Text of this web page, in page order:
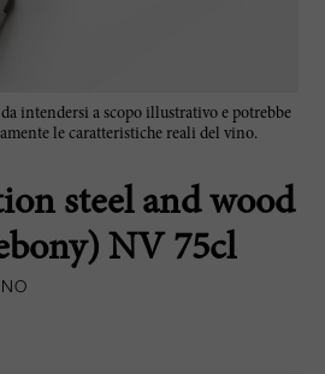
intendersi a scopo illustrativo e potrebbe
le caratteristiche reali del vino.
steel and wood
NV 75cl